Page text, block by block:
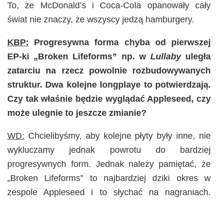
To, że McDonald’s i Coca-Cola opanowały cały
świat nie znaczy, że wszyscy jedzą hamburgery.
KBP: Progresywna forma chyba od pierwszej
EP-ki „Broken Lifeforms” np. w Lullabyuległa
zatarciu na rzecz powolnie rozbudowywanych
struktur. Dwa kolejne longplaye to potwierdzają.
Czy tak właśnie będzie wyglądać Appleseed, czy
może ulegnie to jeszcze zmianie?
WD: Chcielibyśmy, aby kolejne płyty były inne, nie
wykluczamy jednak powrotu do bardziej
progresywnych form. Jednak należy pamiętać, że
„Broken Lifeforms” to najbardziej dziki okres w
zespole Appleseed i to słychać na nagraniach.